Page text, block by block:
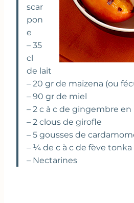
scar
pon
e
– 35
cl
de lait
– 20 gr de maïzena (ou
– 90 gr de miel
– 2 c à c de gingembre
– 2 clous de girofle
– 5 gousses de
– ¼ de c à c de fève tonka
– Nectarines